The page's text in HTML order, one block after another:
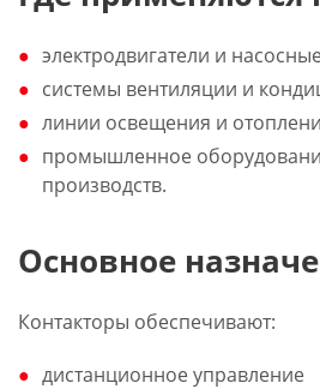
электродвигатели и
системы вентиляции и
линии освещения и
промышленное
производств.
Основное
Контакторы обеспечивают:
дистанционное управление